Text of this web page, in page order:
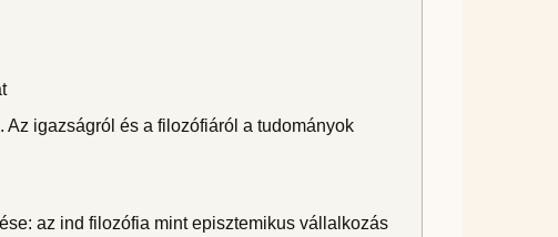
igazságról és a filozófiáról a tudományok
az ind filozófia mint episztemikus vállalkozás